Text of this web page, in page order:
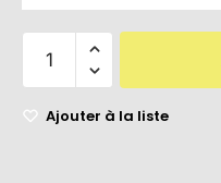
Ajouter à la liste